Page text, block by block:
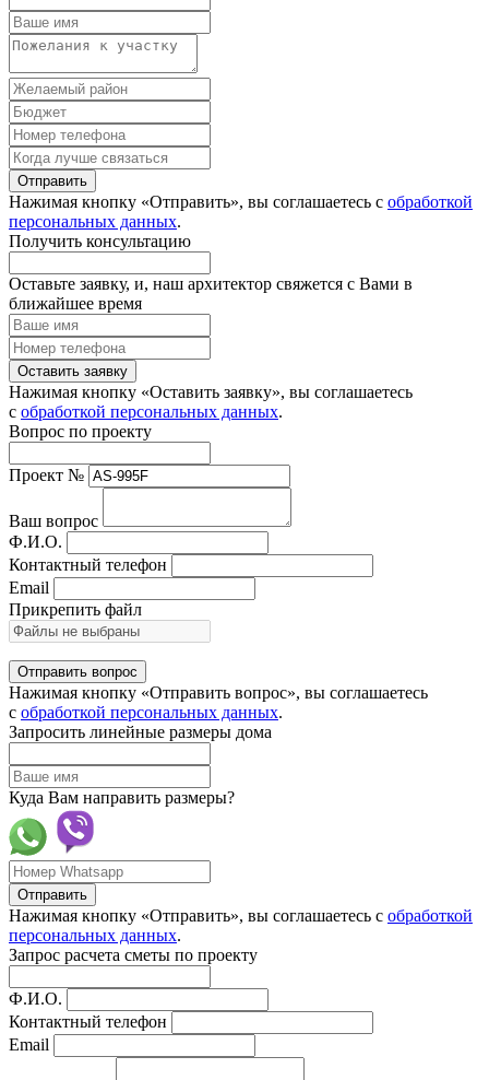
Отправить
Нажимая кнопку «Отправить», вы соглашаетесь с обработкой
персональных данных.
Получить консультацию
Оставьте заявку, и, наш архитектор свяжется с Вами в
ближайшее время
Оставить заявку
Нажимая кнопку «Оставить заявку», вы соглашаетесь
с обработкой персональных данных.
Вопрос по проекту
Проект №
Ваш вопрос
Ф.И.О.
Контактный телефон
Email
Прикрепить файл
Отправить вопрос
Нажимая кнопку «Отправить вопрос», вы соглашаетесь
с обработкой персональных данных.
Запросить линейные размеры дома
Куда Вам направить размеры?
Отправить
Нажимая кнопку «Отправить», вы соглашаетесь с обработкой
персональных данных.
Запрос расчета сметы по проекту
Ф.И.О.
Контактный телефон
Email